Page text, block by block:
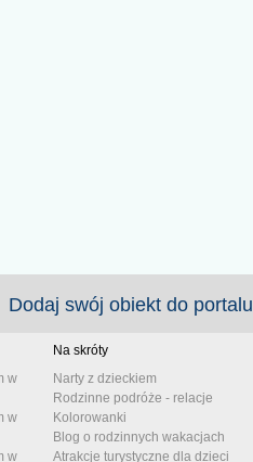
Dodaj swój obiekt do portalu
w
w
w
Na skróty
Narty z dzieckiem
Rodzinne podróże - relacje
Kolorowanki
Blog o rodzinnych wakacjach
Atrakcje turystyczne dla dzieci